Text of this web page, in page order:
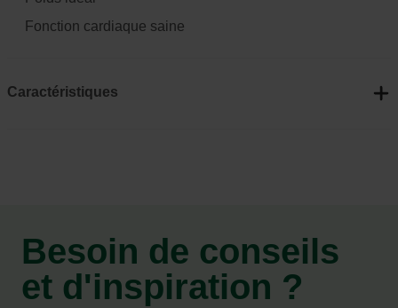
Fonction cardiaque saine
Caractéristiques
Besoin de conseils
et d'inspiration ?